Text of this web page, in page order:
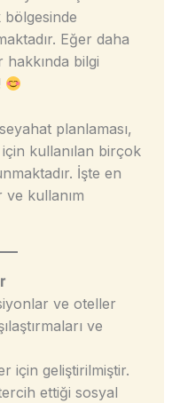
Eğer daha
bilgi
planlaması,
kullanılan birçok
İşte en
kullanım
ve oteller
ve
için geliştirilmiştir.
ettiği sosyal